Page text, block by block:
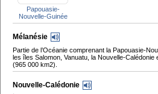
Papouasie-
Nouvelle-Guinée
Mélanésie
Partie de l’Océanie comprenant la Papouasie-
les îles Salomon, Vanuatu, la Nouvelle-Calédonie
(965 000 km2).
Nouvelle-Calédonie